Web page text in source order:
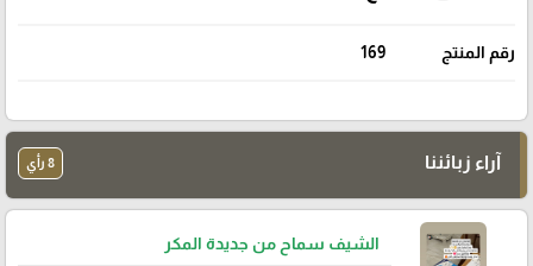
رقم المنتج 169
آراء زبائننا 8 رأي
الشيف سماح من جديدة المكر